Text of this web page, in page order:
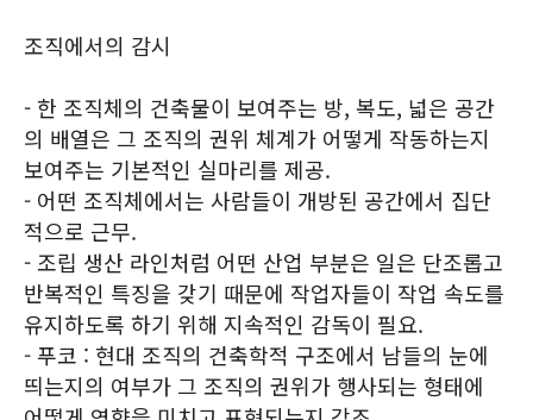
조직에서의 감시
- 한 조직체의 건축물이 보여주는 방, 복도, 넓은 공간
의 배열은 그 조직의 권위 체계가 어떻게 작동하는지
보여주는 기본적인 실마리를 제공.
- 어떤 조직체에서는 사람들이 개방된 공간에서 집단
적으로 근무.
- 조립 생산 라인처럼 어떤 산업 부분은 일은 단조롭고
반복적인 특징을 갖기 때문에 작업자들이 작업 속도를
유지하도록 하기 위해 지속적인 감독이 필요.
- 푸코 : 현대 조직의 건축학적 구조에서 남들의 눈에
띄는지의 여부가 그 조직의 권위가 행사되는 형태에